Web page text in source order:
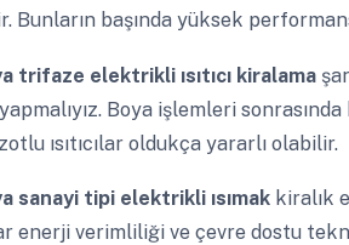
Bunların başında yüksek
trifaze elektrikli ısıtıcı kiralama
Boya işlemleri
ısıtıcılar oldukça yararlı olabilir.
sanayi tipi elektrikli ısımak kiralık
enerji verimliliği ve çevre dostu